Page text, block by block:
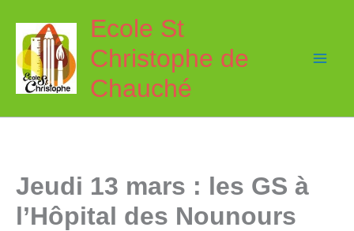
contenu
Ecole St
Christophe de
Chauché
Jeudi 13 mars : les GS à
l’Hôpital des Nounours